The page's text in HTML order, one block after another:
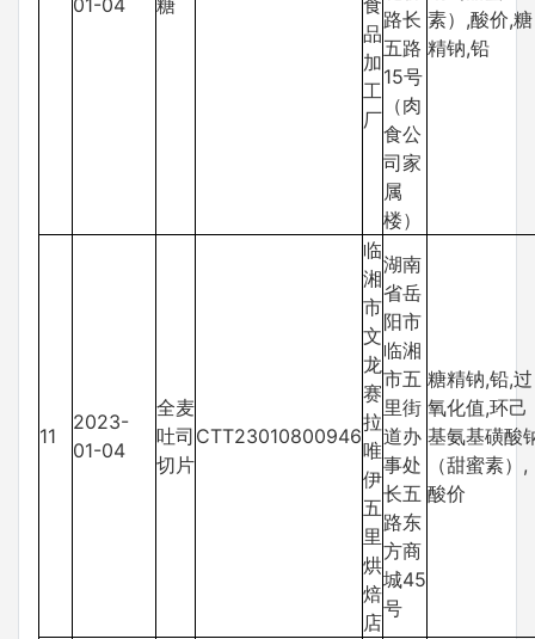
01-04
糖
食
品
加
工
厂
路长
五路
15号
（肉
食公
司家
属
楼）
素）,酸价,糖
精钠,铅
11
2023-
01-04
全麦
吐司
切片
CTT23010800946
临
湘
市
文
龙
赛
拉
唯
伊
五
里
烘
焙
店
湖南
省岳
阳市
临湘
市五
里街
道办
事处
长五
路东
方商
城45
号
糖精钠,铅,过
氧化值,环己
基氨基磺酸
（甜蜜素）,
酸价